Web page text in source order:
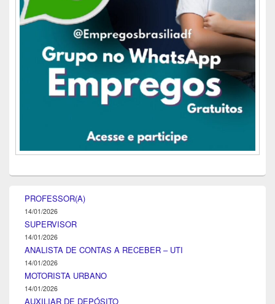
PROFESSOR(A)
14/01/2026
SUPERVISOR
14/01/2026
ANALISTA DE CONTAS A RECEBER – UTI
14/01/2026
MOTORISTA URBANO
14/01/2026
AUXILIAR DE DEPÓSITO